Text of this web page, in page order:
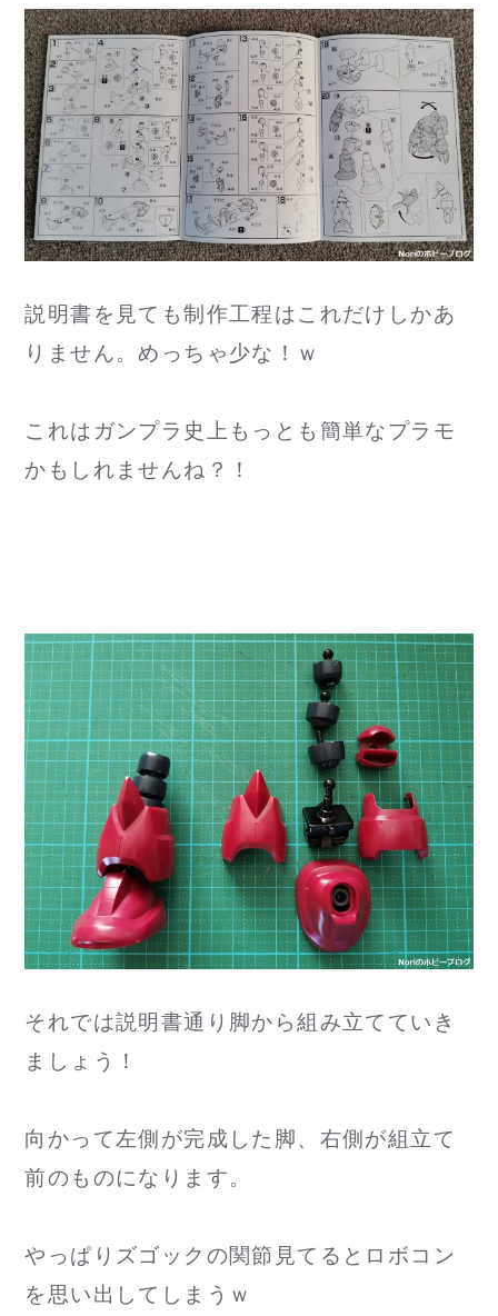
説明書を見ても制作工程はこれだけしかあ
りません。めっちゃ少な！ｗ
これはガンプラ史上もっとも簡単なプラモ
かもしれませんね？！
それでは説明書通り脚から組み立てていき
ましょう！
向かって左側が完成した脚、右側が組立て
前のものになります。
やっぱりズゴックの関節見てるとロボコン
を思い出してしまうｗ